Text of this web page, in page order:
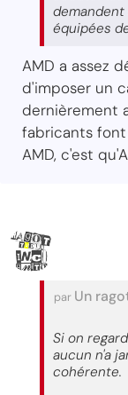
demandent
équipées
AMD a assez
d'imposer un
dernièrement
fabricants
AMD, c'est
par Un
Si on
aucun n'a
cohérente.